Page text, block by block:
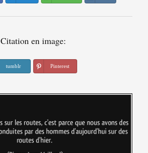
Citation en image:
tumblr Pinterest